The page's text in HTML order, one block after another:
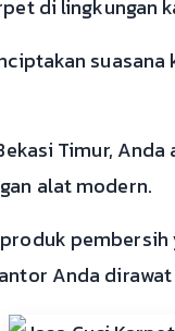
di lingkungan
Timur,
alat modern.
Anda